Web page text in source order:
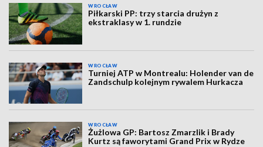
WROCŁAW
Piłkarski PP: trzy starcia drużyn z
ekstraklasy w 1. rundzie
WROCŁAW
Turniej ATP w Montrealu: Holender van de
Zandschulp kolejnym rywalem Hurkacza
WROCŁAW
Żużlowa GP: Bartosz Zmarzlik i Brady
Kurtz są faworytami Grand Prix w Rydze